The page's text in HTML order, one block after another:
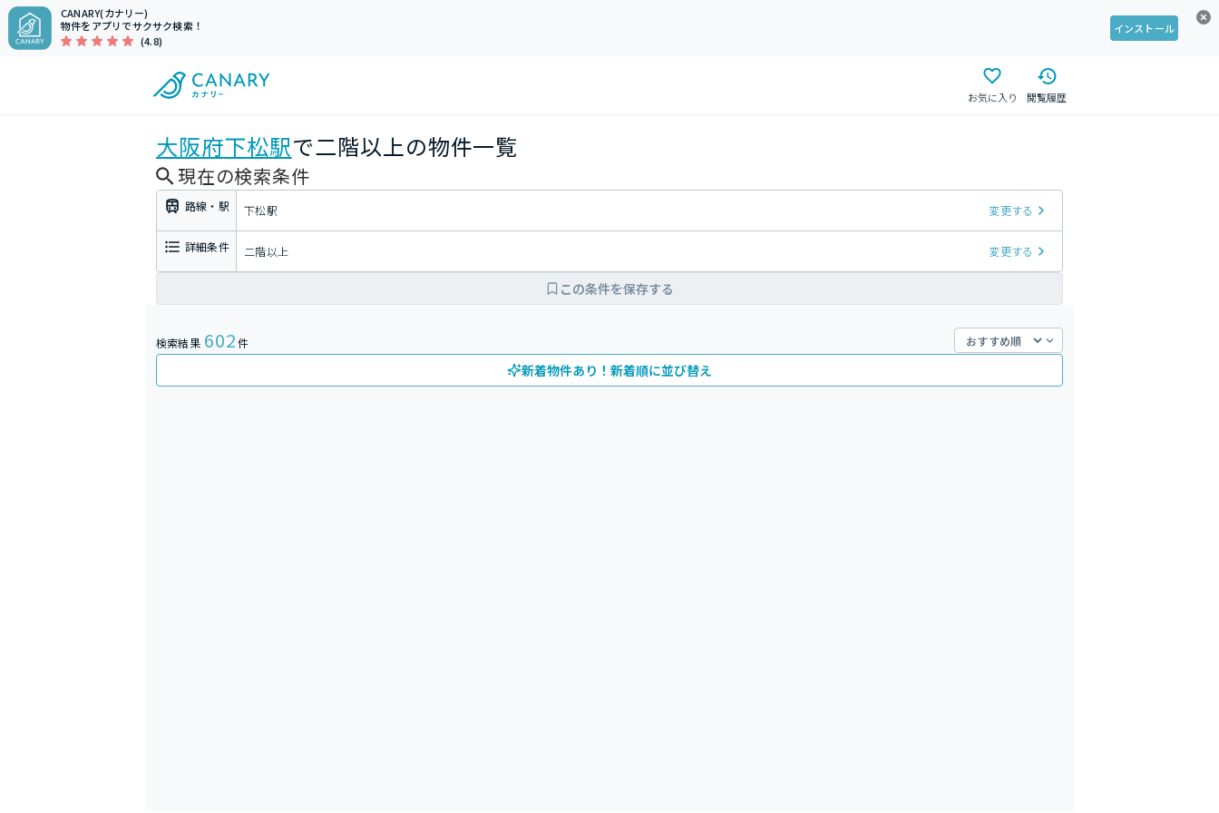
CANARY(カナリー)
物件をアプリでサクサク検索！
(4.8)
インストール
お気に入り 閲覧履歴
大阪府下松駅で二階以上の物件一覧
現在の検索条件
路線・駅 下松駅 変更する
詳細条件 二階以上 変更する
この条件を保存する
検索結果 602件
新着物件あり！新着順に並び替え